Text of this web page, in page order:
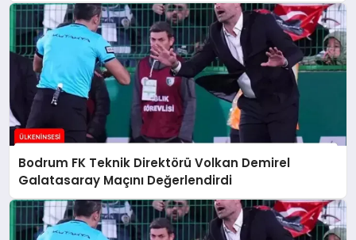
Bodrum FK Teknik Direktörü Volkan Demirel
Galatasaray Maçını Değerlendirdi